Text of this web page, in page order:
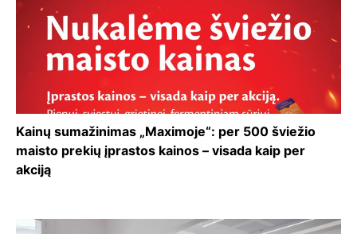
Kainų sumažinimas „Maximoje“: per 500 šviežio
maisto prekių įprastos kainos – visada kaip per
akciją